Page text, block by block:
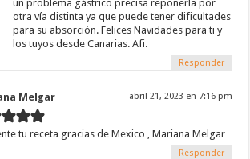
un problema gástrico precisa reponerla por
otra vía distinta ya que puede tener dificultades
para su absorción. Felices Navidades para ti y
los tuyos desde Canarias. Afi.
Responder
Melgar abril 21, 2023 en 7:16 pm
tu receta gracias de Mexico , Mariana Melgar
Responder